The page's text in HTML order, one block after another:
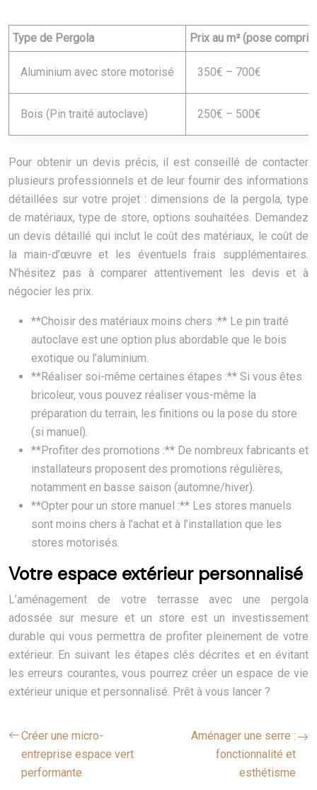
Type de Pergola Prix au m² (pose
Aluminium avec store motorisé 350€ – 700€
Bois (Pin traité autoclave) 250€ – 500€
Pour obtenir un devis précis, il est conseillé de contacter
plusieurs professionnels et de leur fournir des informations
détaillées sur votre projet : dimensions de la pergola, type
de matériaux, type de store, options souhaitées. Demandez
un devis détaillé qui inclut le coût des matériaux, le coût de
la main-d’œuvre et les éventuels frais supplémentaires.
N’hésitez pas à comparer attentivement les devis et à
négocier les prix.
**Choisir des matériaux moins chers :** Le pin traité
autoclave est une option plus abordable que le bois
exotique ou l’aluminium.
**Réaliser soi-même certaines étapes :** Si vous êtes
bricoleur, vous pouvez réaliser vous-même la
préparation du terrain, les finitions ou la pose du store
(si manuel).
**Profiter des promotions :** De nombreux fabricants et
installateurs proposent des promotions régulières,
notamment en basse saison (automne/hiver).
**Opter pour un store manuel :** Les stores manuels
sont moins chers à l’achat et à l’installation que les
stores motorisés.
Votre espace extérieur personnalisé
L’aménagement de votre terrasse avec une pergola
adossée sur mesure et un store est un investissement
durable qui vous permettra de profiter pleinement de votre
extérieur. En suivant les étapes clés décrites et en évitant
les erreurs courantes, vous pourrez créer un espace de vie
extérieur unique et personnalisé. Prêt à vous lancer ?
Créer une micro-
entreprise espace vert
performante
Aménager une serre :
fonctionnalité et
esthétisme